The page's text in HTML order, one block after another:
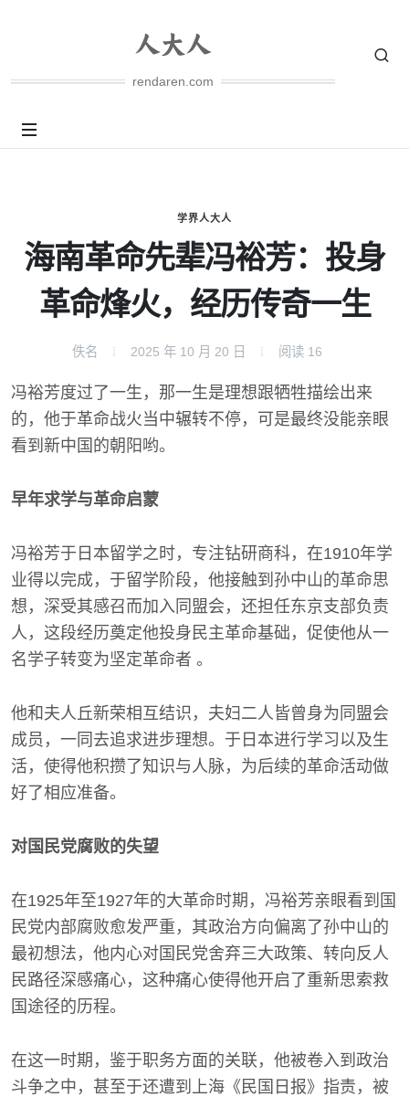
rendaren.com
学界人大人
海南革命先辈冯裕芳：投身
革命烽火，经历传奇一生
佚名 2025 年 10 月 20 日 阅读 16
冯裕芳度过了一生，那一生是理想跟牺牲描绘出来
的，他于革命战火当中辗转不停，可是最终没能亲眼
看到新中国的朝阳哟。
早年求学与革命启蒙
冯裕芳于日本留学之时，专注钻研商科，在1910年学
业得以完成，于留学阶段，他接触到孙中山的革命思
想，深受其感召而加入同盟会，还担任东京支部负责
人，这段经历奠定他投身民主革命基础，促使他从一
名学子转变为坚定革命者 。
他和夫人丘新荣相互结识，夫妇二人皆曾身为同盟会
成员，一同去追求进步理想。于日本进行学习以及生
活，使得他积攒了知识与人脉，为后续的革命活动做
好了相应准备。
对国民党腐败的失望
在1925年至1927年的大革命时期，冯裕芳亲眼看到国
民党内部腐败愈发严重，其政治方向偏离了孙中山的
最初想法，他内心对国民党舍弃三大政策、转向反人
民路径深感痛心，这种痛心使得他开启了重新思索救
国途径的历程。
在这一时期，鉴于职务方面的关联，他被卷入到政治
斗争之中，甚至于还遭到上海《民国日报》指责，被